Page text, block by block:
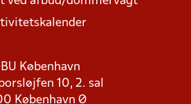
København
10, 2. sal
København Ø